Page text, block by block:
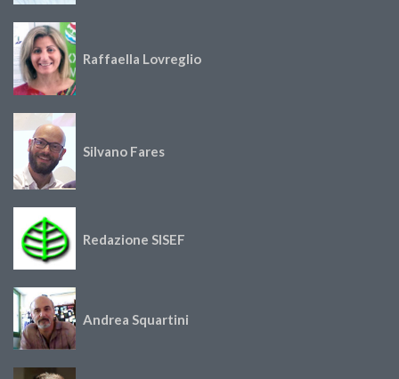
Raffaella Lovreglio
Silvano Fares
Redazione SISEF
Andrea Squartini